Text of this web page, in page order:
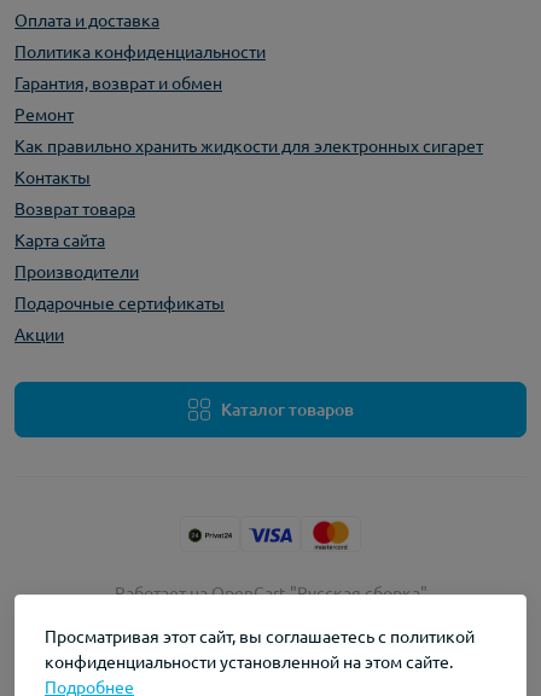
Оплата и доставка
Политика конфиденциальности
Гарантия, возврат и обмен
Ремонт
Как правильно хранить жидкости для электронных сигарет
Контакты
Возврат товара
Карта сайта
Производители
Подарочные сертификаты
Акции
Каталог товаров
Работает наOpenCart "Русская сборка"
Просматривая этот сайт, вы соглашаетесь с политикой
конфиденциальности установленной на этом сайте.
Подробнее